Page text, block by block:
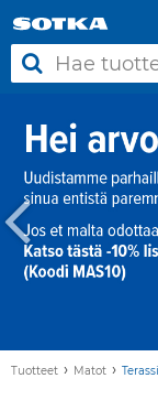
Tuotteet › Matot ›